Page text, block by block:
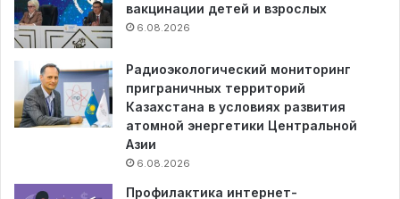
вакцинации детей и взрослых
6.08.2026
Радиоэкологический мониторинг
приграничных территорий
Казахстана в условиях развития
атомной энергетики Центральной
Азии
6.08.2026
Профилактика интернет-